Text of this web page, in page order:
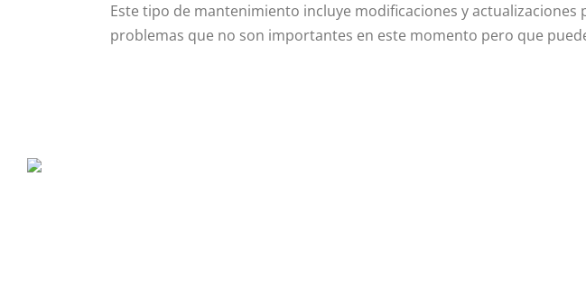
Este tipo de mantenimiento incluye modificaciones y
problemas que no son importantes en este momento pero que